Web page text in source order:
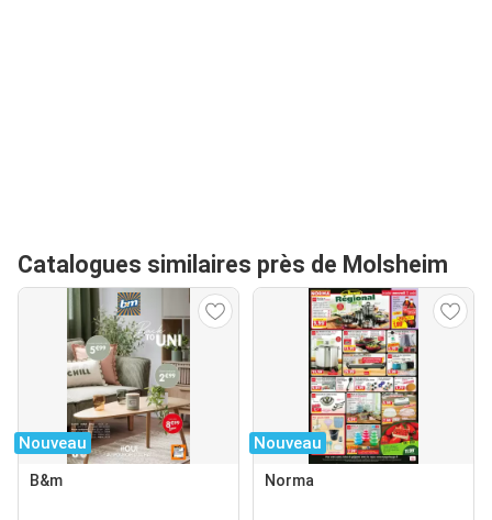
Catalogues similaires près de Molsheim
Nouveau
B&m
Nouveau
Norma